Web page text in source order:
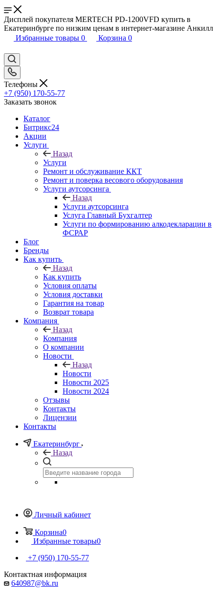
Дисплей покупателя MERTECH PD-1200VFD купить в
Екатеринбурге по низким ценам в интернет-магазине Анкилл
Избранные товары 0 Корзина 0
Телефоны
+7 (950) 170-55-77
Заказать звонок
Каталог
Битрикс24
Акции
Услуги
Назад
Услуги
Ремонт и обслуживание ККТ
Ремонт и поверка весового оборудования
Услуги аутсорсинга
Назад
Услуги аутсорсинга
Услуга Главный Бухгалтер
Услуги по формированию алкодекларации в
ФСРАР
Блог
Бренды
Как купить
Назад
Как купить
Условия оплаты
Условия доставки
Гарантия на товар
Возврат товара
Компания
Назад
Компания
О компании
Новости
Назад
Новости
Новости 2025
Новости 2024
Отзывы
Контакты
Лицензии
Контакты
Екатеринбург
Назад
Личный кабинет
Корзина0
Избранные товары0
+7 (950) 170-55-77
Контактная информация
640987@bk.ru